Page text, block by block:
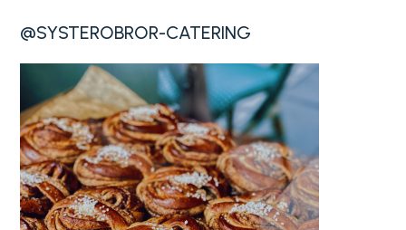
@SYSTEROBROR-CATERING